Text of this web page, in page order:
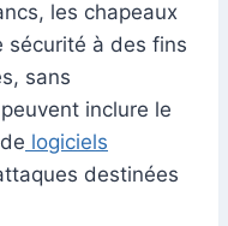
les chapeaux
sécurité à des fins
sans
inclure le
logiciels
destinées